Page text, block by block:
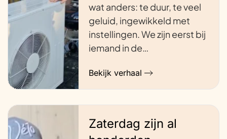
wat anders: te duur, te veel
geluid, ingewikkeld met
instellingen. We zijn eerst bij
iemand in de…
Bekijk verhaal
Zaterdag zijn al